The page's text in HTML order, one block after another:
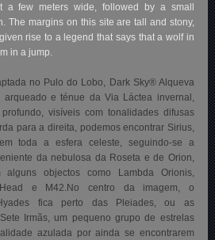
a few meters wide, followed by a small
The margins on this site are tall and stony,
rise to a legend that says that a wolf in
in a jump.
no Pulo do Lobo, Dark Sky® Alqueva
arqueado e ténue da Via Láctea invernal,
visíveis com tonalidades difusas
para a direita, podemos encontrar Sirius,
toda a esfera celeste, seguindo-se a
da nebulosa da Roseta e de Orion,
objectos como Lambda Orionis,
e M42.No centro da imagem, o
fica perto das Pleiades, ou as
Irmãs, um pequeno grupo de estrelas
azulada por ainda se encontrarem